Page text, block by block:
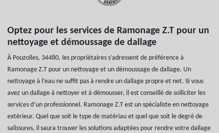
Optez pour les services de Ramonage Z.T pour un
nettoyage et démoussage de dallage
À Pouzolles, 34480, les propriétaires s’adressent de préférence à
Ramonage Z.T pour un nettoyage et un démoussage de dallage. Un
nettoyage à l’eau ne suffit pas à rendre un dallage propre et net. Si vous
avez un dallage à nettoyer et à démousser, il est conseillé de solliciter les
services d’un professionnel. Ramonage Z.T est un spécialiste en nettoyage
extérieur. Quel que soit le type de matériau et quel que soit le degré de
salissures, il saura trouver les solutions adaptées pour rendre votre dallage